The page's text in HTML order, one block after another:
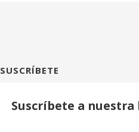
SUSCRÍBETE
Suscríbete a